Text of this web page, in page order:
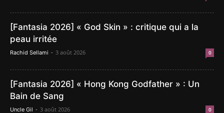
[Fantasia 2026] « God Skin » : critique qui a la
peau irritée
Rachid Sellami - 3 août 2026 0
[Fantasia 2026] « Hong Kong Godfather » : Un
Bain de Sang
Uncle Gil - 3 août 2026 0